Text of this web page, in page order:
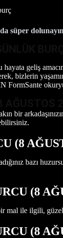
süper
hayata geliş
bizlerin
FormSante
bir
(8
bazı
(8
mal ile ilgili, güzel
(8